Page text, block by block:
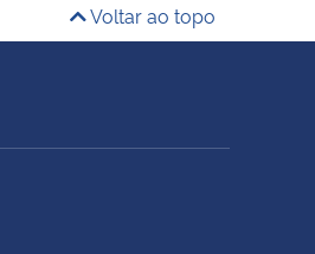
Voltar ao topo